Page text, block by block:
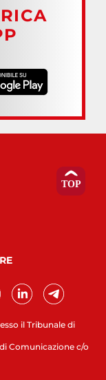
il Tribunale di
Comunicazione c/o